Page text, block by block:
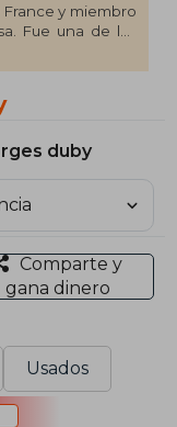
y miembro
Fue una de las
del panorama
siglo xx y un
económicas,
duby
Comparte y
gana dinero
Usados